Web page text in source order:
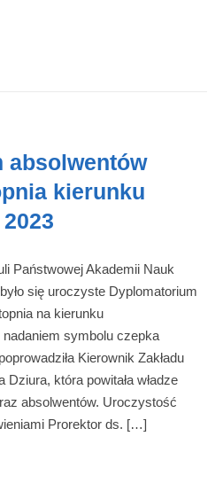
absolwentów
kierunku
Państwowej Akademii Nauk
się uroczyste Dyplomatorium
na kierunku
nadaniem symbolu czepka
Kierownik Zakładu
Dziura, która powitała władze
absolwentów. Uroczystość
Prorektor ds. […]